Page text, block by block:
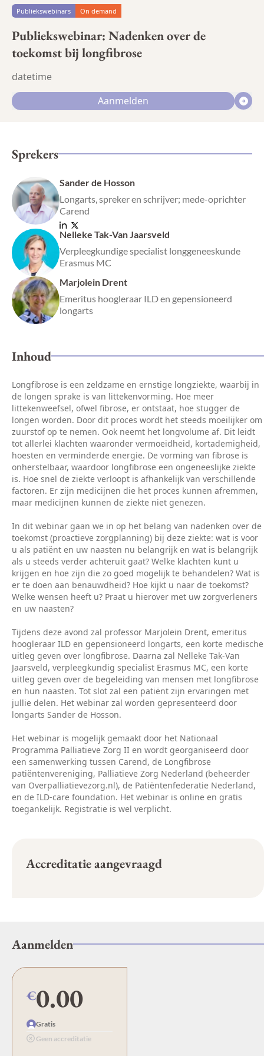
Publiekswebinars On demand
Publiekswebinar: Nadenken over de
toekomst bij longfibrose
datetime
Aanmelden
Sprekers
Sander de Hosson
Longarts, spreker en schrijver; mede-oprichter
Carend
Nelleke Tak-Van Jaarsveld
Verpleegkundige specialist longgeneeskunde
Erasmus MC
Marjolein Drent
Emeritus hoogleraar ILD en gepensioneerd
longarts
Inhoud
Longfibrose is een zeldzame en ernstige longziekte, waarbij in
de longen sprake is van littekenvorming. Hoe meer
littekenweefsel, ofwel fibrose, er ontstaat, hoe stugger de
longen worden. Door dit proces wordt het steeds moeilijker om
zuurstof op te nemen. Ook neemt het longvolume af. Dit leidt
tot allerlei klachten waaronder vermoeidheid, kortademigheid,
hoesten en verminderde energie. De vorming van fibrose is
onherstelbaar, waardoor longfibrose een ongeneeslijke ziekte
is. Hoe snel de ziekte verloopt is afhankelijk van verschillende
factoren. Er zijn medicijnen die het proces kunnen afremmen,
maar medicijnen kunnen de ziekte niet genezen.
In dit webinar gaan we in op het belang van nadenken over de
toekomst (proactieve zorgplanning) bij deze ziekte: wat is voor
u als patiënt en uw naasten nu belangrijk en wat is belangrijk
als u steeds verder achteruit gaat? Welke klachten kunt u
krijgen en hoe zijn die zo goed mogelijk te behandelen? Wat is
er te doen aan benauwdheid? Hoe kijkt u naar de toekomst?
Welke wensen heeft u? Praat u hierover met uw zorgverleners
en uw naasten?
Tijdens deze avond zal professor Marjolein Drent, emeritus
hoogleraar ILD en gepensioneerd longarts, een korte medische
uitleg geven over longfibrose. Daarna zal Nelleke Tak-Van
Jaarsveld, verpleegkundig specialist Erasmus MC, een korte
uitleg geven over de begeleiding van mensen met longfibrose
en hun naasten. Tot slot zal een patiënt zijn ervaringen met
jullie delen. Het webinar zal worden gepresenteerd door
longarts Sander de Hosson.
Het webinar is mogelijk gemaakt door het Nationaal
Programma Palliatieve Zorg II en wordt georganiseerd door
een samenwerking tussen Carend, de Longfibrose
patiëntenvereniging, Palliatieve Zorg Nederland (beheerder
van Overpalliatievezorg.nl), de Patiëntenfederatie Nederland,
en de ILD-care foundation. Het webinar is online en gratis
toegankelijk. Registratie is wel verplicht.
Accreditatie aangevraagd
Aanmelden
€0.00
Gratis
Geen accreditatie